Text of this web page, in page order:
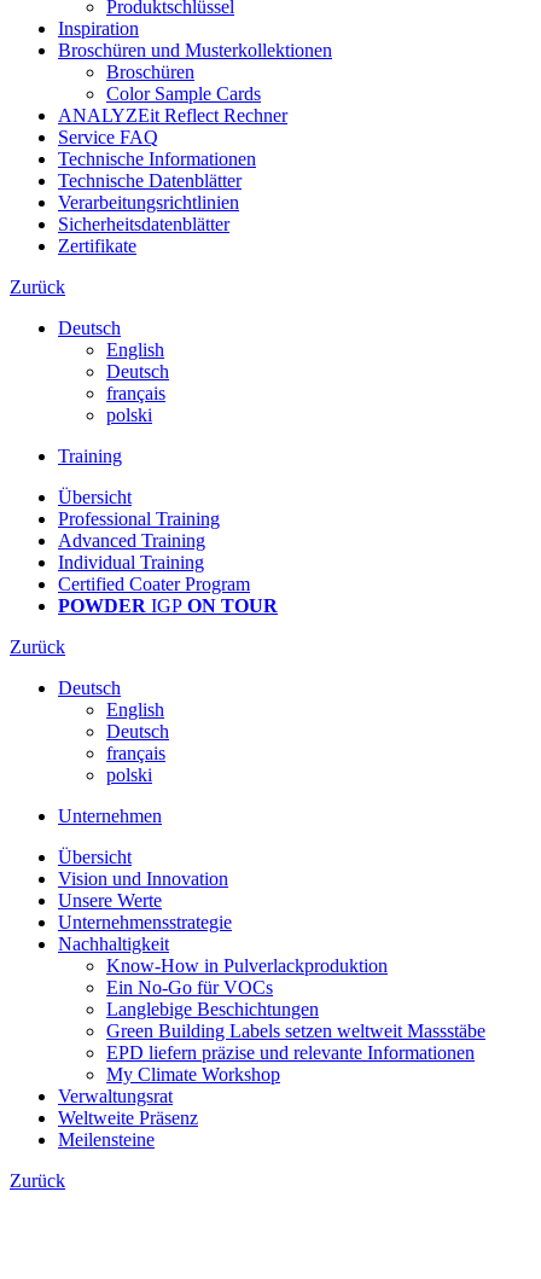
Produktschlüssel
Inspiration
Broschüren und Musterkollektionen
Broschüren
Color Sample Cards
ANALYZEit Reflect Rechner
Service FAQ
Technische Informationen
Technische Datenblätter
Verarbeitungsrichtlinien
Sicherheitsdatenblätter
Zertifikate
Zurück
Deutsch
English
Deutsch
français
polski
Training
Übersicht
Professional Training
Advanced Training
Individual Training
Certified Coater Program
POWDER IGP ON TOUR
Zurück
Deutsch
English
Deutsch
français
polski
Unternehmen
Übersicht
Vision und Innovation
Unsere Werte
Unternehmensstrategie
Nachhaltigkeit
Know-How in Pulverlackproduktion
Ein No-Go für VOCs
Langlebige Beschichtungen
Green Building Labels setzen weltweit Massstäbe
EPD liefern präzise und relevante Informationen
My Climate Workshop
Verwaltungsrat
Weltweite Präsenz
Meilensteine
Zurück